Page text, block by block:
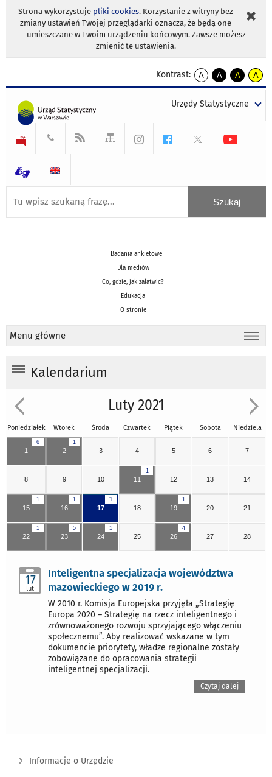
Strona wykorzystuje pliki cookies. Korzystanie z witryny bez
zmiany ustawień Twojej przeglądarki oznacza, że będą one
umieszczane w Twoim urządzeniu końcowym. Zawsze możesz
zmienić te ustawienia.
Kontrast:
A
kontrast
A
kontrast
tekst
czarnym
A
kontrast
tekst
czarnym
A
tekst
żółtym
Urzędy Statystyczne
Badania ankietowe
Dla mediów
Co, gdzie, jak załatwić?
Edukacja
O stronie
Menu główne
Kalendarium
Luty 2021
Poniedziałek Wtorek Środa Czwartek Piątek Sobota Niedziela
6
1
1
2 3 4 5 6 7
8 9 10
1
11 12 13 14
1
15
1
16
1
17 18
1
19 20 21
1
22
5
23
1
24 25
4
26 27 28
17
lut
Inteligentna specjalizacja województwa
mazowieckiego w 2019 r.
W 2010 r. Komisja Europejska przyjęła „Strategię
Europa 2020 – Strategię na rzecz inteligentnego i
zrównoważonego rozwoju sprzyjającego włączeniu
społecznemu”. Aby realizować wskazane w tym
dokumencie priorytety, władze regionalne zostały
zobowiązane do opracowania strategii
inteligentnej specjalizacji.
Czytaj dalej
Informacje o Urzędzie